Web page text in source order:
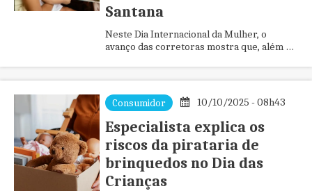
Santana
Neste Dia Internacional da Mulher, o
avanço das corretoras mostra que, além de
fazer negócios
Consumidor
10/10/2025 - 08h43
Especialista explica os
riscos da pirataria de
brinquedos no Dia das
Crianças